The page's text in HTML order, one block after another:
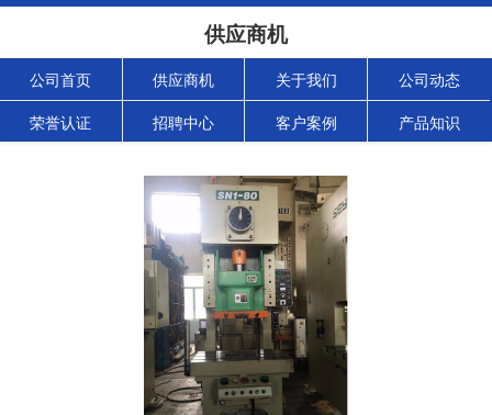
供应商机
公司首页 供应商机 关于我们 公司动态
荣誉认证 招聘中心 客户案例 产品知识